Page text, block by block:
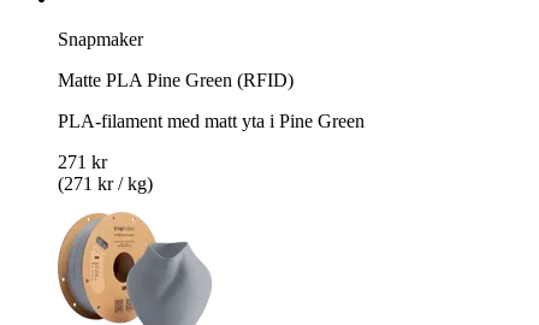
Snapmaker
Matte PLA Pine Green (RFID)
PLA-filament med matt yta i Pine Green
271 kr
(271 kr / kg)